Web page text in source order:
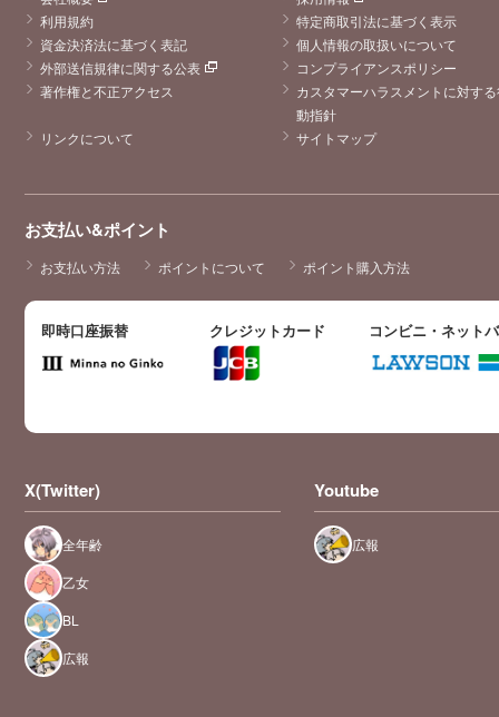
利用規約
特定商取引法に基づく表示
資金決済法に基づく表記
個人情報の取扱いについて
外部送信規律に関する公表
コンプライアンスポリシー
著作権と不正アクセス
カスタマーハラスメントに対す
動指針
リンクについて
サイトマップ
お支払い&ポイント
お支払い方法 ポイントについて ポイント購入方法
即時口座振替 クレジットカード コンビニ・ネット
X(Twitter)
全年齢
乙女
BL
広報
Youtube
広報